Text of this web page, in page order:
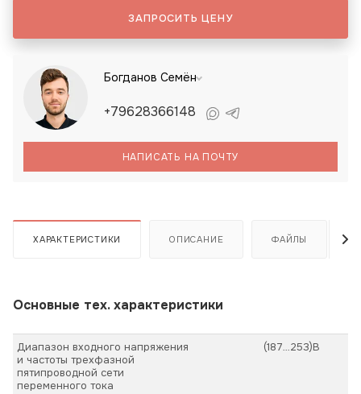
ЗАПРОСИТЬ ЦЕНУ
Богданов Семён
+79628366148
НАПИСАТЬ НА ПОЧТУ
ХАРАКТЕРИСТИКИ ОПИСАНИЕ ФАЙЛЫ
Основные тех. характеристики
Диапазон входного напряжения
и частоты трехфазной
пятипроводной сети
переменного тока
(187…253)В